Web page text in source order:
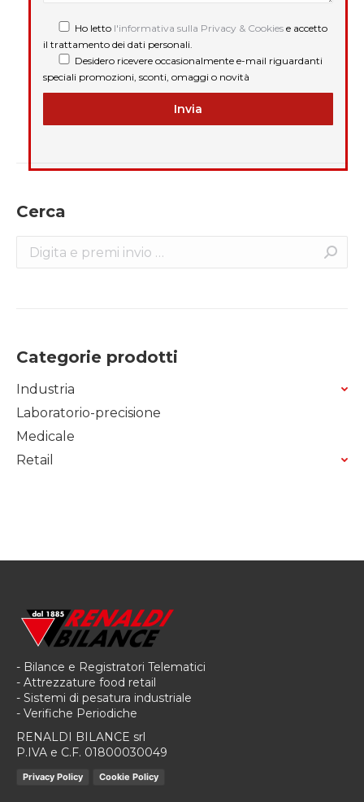
Ho letto l'informativa sulla Privacy & Cookies e accetto
il trattamento dei dati personali.
Desidero ricevere occasionalmente e-mail riguardanti
speciali promozioni, sconti, omaggi o novità
Cerca
Search:
Categorie prodotti
Industria
Laboratorio-precisione
Medicale
Retail
- Bilance e Registratori Telematici
- Attrezzature food retail
- Sistemi di pesatura industriale
- Verifiche Periodiche
RENALDI BILANCE srl
P.IVA e C.F. 01800030049
Privacy Policy Cookie Policy